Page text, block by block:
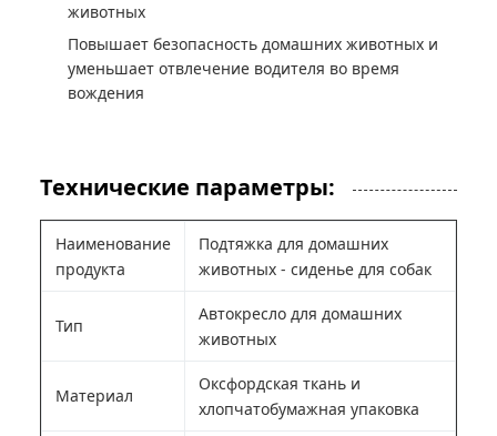
животных
Повышает безопасность домашних животных и
уменьшает отвлечение водителя во время
вождения
Технические параметры:
Наименование
продукта
Подтяжка для домашних
животных - сиденье для собак
Тип
Автокресло для домашних
животных
Материал
Оксфордская ткань и
хлопчатобумажная упаковка